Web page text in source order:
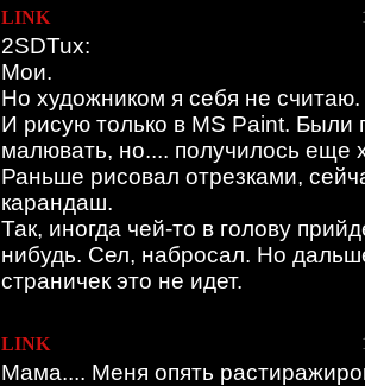
LINK
2SDTux:
Мои.
Но художником я себя не считаю.
И рисую только в MS Paint. Были
малювать, но.... получилось еще
Раньше рисовал отрезками,
карандаш.
Так, иногда чей-то в голову
нибудь. Сел, набросал. Но
страничек это не идет.
LINK
Мама.... Меня опять